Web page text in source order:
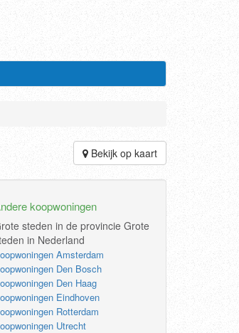
Bekijk op kaart
koopwoningen
steden in de provincie Grote
in Nederland
Amsterdam
Den Bosch
Den Haag
Eindhoven
Rotterdam
Utrecht